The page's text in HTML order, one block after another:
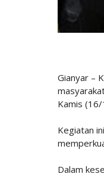
Gianyar –
Kamis
Kegiatan
Dalam